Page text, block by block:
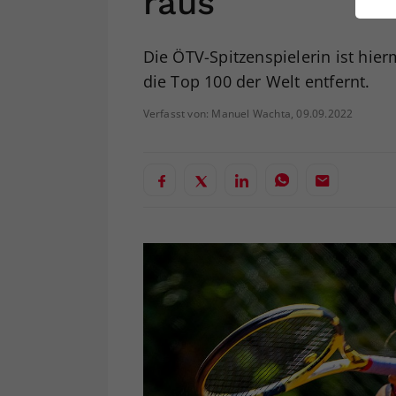
Die ÖTV-Spitzenspielerin ist
die Top 100 der Welt entfernt.
Verfasst von: Manuel Wachta, 09.09.2022